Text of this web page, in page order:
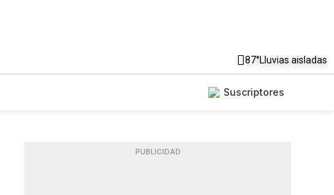
87°Lluvias aisladas
Suscriptores
PUBLICIDAD